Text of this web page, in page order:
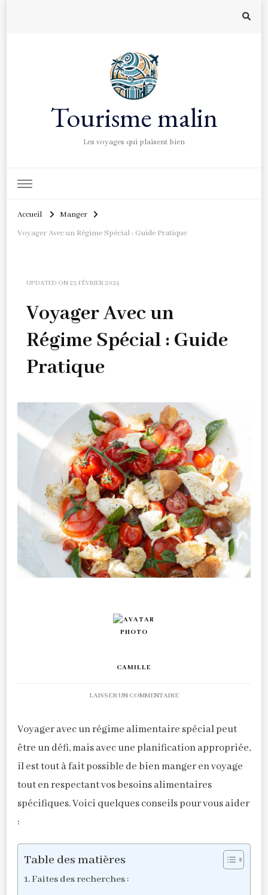
Tourisme malin
Les voyages qui plaisent bien
Accueil
Manger
Voyager Avec un Régime Spécial : Guide Pratique
UPDATED ON23 FÉVRIER 2024
Voyager Avec un
Régime Spécial : Guide
Pratique
CAMILLE
LAISSER UN COMMENTAIRESUR
UN
RÉGIME
:
GUIDE
Voyager avec un régime alimentaire spécial peut
être un défi, mais avec une planification appropriée,
il est tout à fait possible de bien manger en voyage
tout en respectant vos besoins alimentaires
spécifiques. Voici quelques conseils pour vous aider
:
Table des matières
Faites des recherches :